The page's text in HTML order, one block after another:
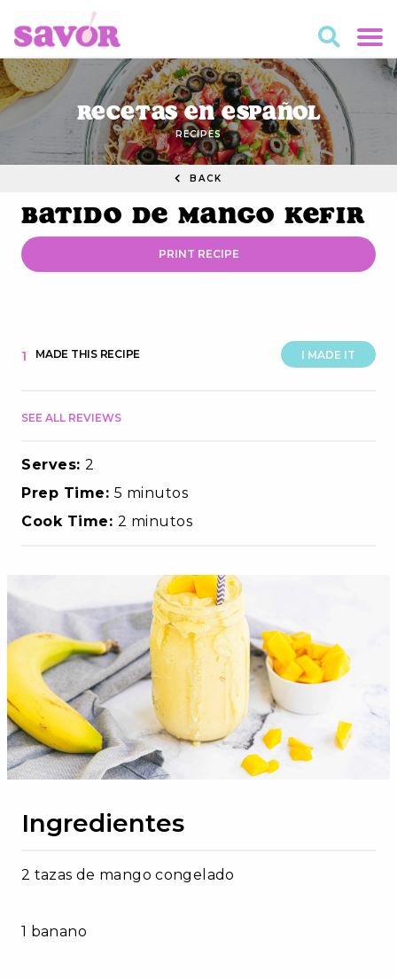
Recetas en Español
RECIPES
BACK
Batido de Mango Kefir
PRINT RECIPE
I MADE IT
1 MADE THIS RECIPE
SEE ALL REVIEWS
Serves: 2
Prep Time: 5 minutos
Cook Time: 2 minutos
Ingredientes
2 tazas de mango congelado
1 banano